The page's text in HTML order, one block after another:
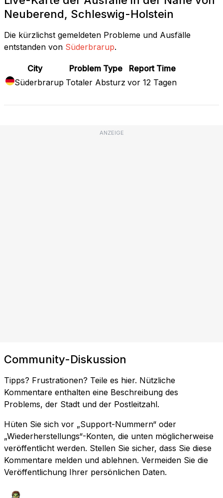
Neuberend, Schleswig-Holstein
Die kürzlichst gemeldeten Probleme und Ausfälle
entstanden von Süderbrarup.
City Problem Type
Report Time
Süderbrarup Totaler Absturz vor 12 Tagen
ANZEIGE
Community-Diskussion
Tipps? Frustrationen? Teile es hier. Nützliche
Kommentare enthalten eine Beschreibung des
Problems, der Stadt und der Postleitzahl.
Hüten Sie sich vor „Support-Nummern“ oder
„Wiederherstellungs“-Konten, die unten möglicherweise
veröffentlicht werden. Stellen Sie sicher, dass Sie diese
Kommentare melden und ablehnen. Vermeiden Sie die
Veröffentlichung Ihrer persönlichen Daten.